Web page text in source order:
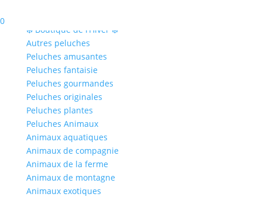
0
❄️ Boutique de l’Hiver ❄️
Autres peluches
Peluches amusantes
Peluches fantaisie
Peluches gourmandes
Peluches originales
Peluches plantes
Peluches Animaux
Animaux aquatiques
Animaux de compagnie
Animaux de la ferme
Animaux de montagne
Animaux exotiques